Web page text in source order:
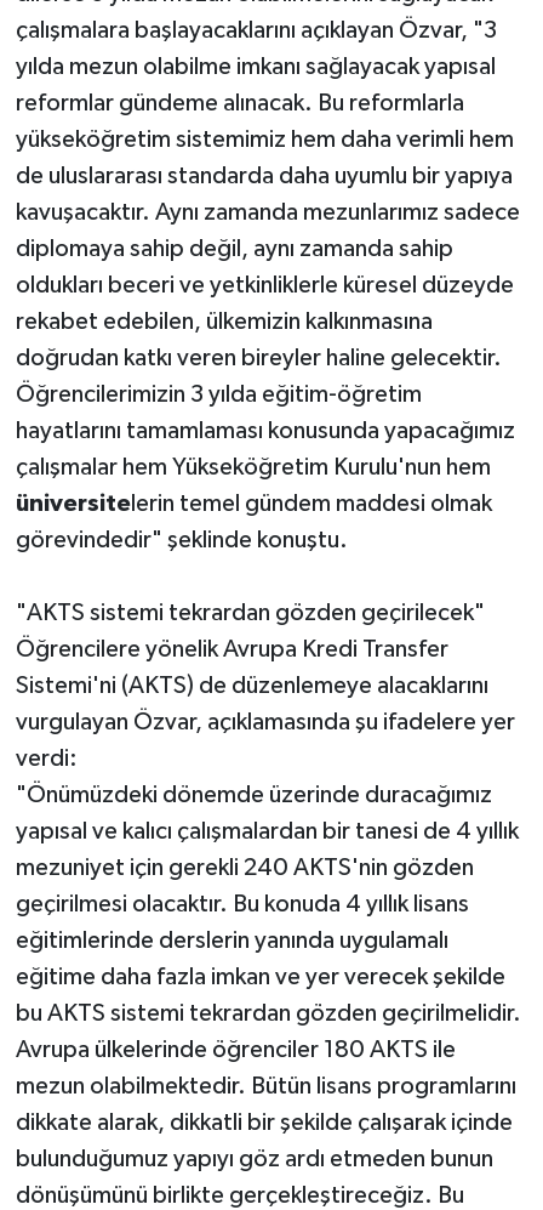
çalışmalara başlayacaklarını açıklayan Özvar, "3
yılda mezun olabilme imkanı sağlayacak yapısal
reformlar gündeme alınacak. Bu reformlarla
yükseköğretim sistemimiz hem daha verimli hem
de uluslararası standarda daha uyumlu bir yapıya
kavuşacaktır. Aynı zamanda mezunlarımız sadece
diplomaya sahip değil, aynı zamanda sahip
oldukları beceri ve yetkinliklerle küresel düzeyde
rekabet edebilen, ülkemizin kalkınmasına
doğrudan katkı veren bireyler haline gelecektir.
Öğrencilerimizin 3 yılda eğitim-öğretim
hayatlarını tamamlaması konusunda yapacağımız
çalışmalar hem Yükseköğretim Kurulu'nun hem
üniversitelerin temel gündem maddesi olmak
görevindedir" şeklinde konuştu.
"AKTS sistemi tekrardan gözden geçirilecek"
Öğrencilere yönelik Avrupa Kredi Transfer
Sistemi'ni (AKTS) de düzenlemeye alacaklarını
vurgulayan Özvar, açıklamasında şu ifadelere yer
verdi:
"Önümüzdeki dönemde üzerinde duracağımız
yapısal ve kalıcı çalışmalardan bir tanesi de 4 yıllık
mezuniyet için gerekli 240 AKTS'nin gözden
geçirilmesi olacaktır. Bu konuda 4 yıllık lisans
eğitimlerinde derslerin yanında uygulamalı
eğitime daha fazla imkan ve yer verecek şekilde
bu AKTS sistemi tekrardan gözden geçirilmelidir.
Avrupa ülkelerinde öğrenciler 180 AKTS ile
mezun olabilmektedir. Bütün lisans programlarını
dikkate alarak, dikkatli bir şekilde çalışarak içinde
bulunduğumuz yapıyı göz ardı etmeden bunun
dönüşümünü birlikte gerçekleştireceğiz. Bu